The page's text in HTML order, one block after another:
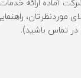
آماده ارائه
موردنظرتان،